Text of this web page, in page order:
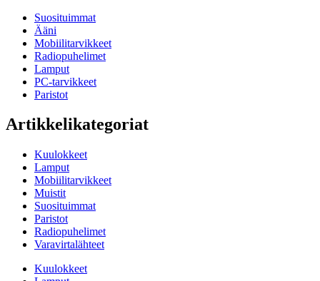
Suosituimmat
Ääni
Mobiilitarvikkeet
Radiopuhelimet
Lamput
PC-tarvikkeet
Paristot
Artikkelikategoriat
Kuulokkeet
Lamput
Mobiilitarvikkeet
Muistit
Suosituimmat
Paristot
Radiopuhelimet
Varavirtalähteet
Kuulokkeet